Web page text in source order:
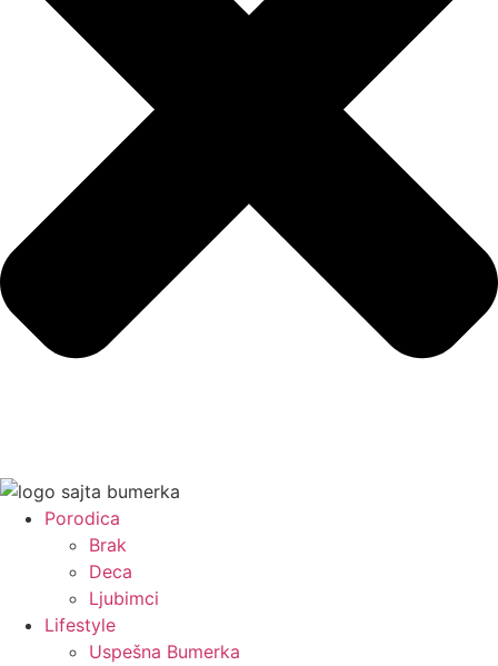
Porodica
Brak
Deca
Ljubimci
Lifestyle
Uspešna Bumerka